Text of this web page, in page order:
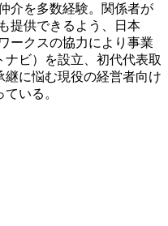
介を多数経験。関係者が
提供できるよう、日本
ークスの協力により事業
ビ）を設立、初代代表取
に悩む現役の経営者向け
いる。